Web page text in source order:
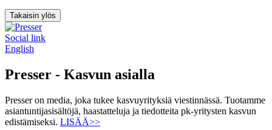
Takaisin ylös
Social link
English
Presser - Kasvun asialla
Presser on media, joka tukee kasvuyrityksiä viestinnässä. Tuotamme
asiantuntijasisältöjä, haastatteluja ja tiedotteita pk-yritysten kasvun
edistämiseksi. LISÄÄ>>